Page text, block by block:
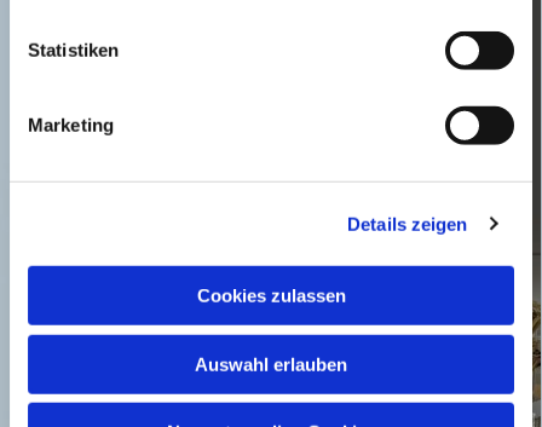
Statistiken
Marketing
Details zeigen
Cookies zulassen
Auswahl erlauben